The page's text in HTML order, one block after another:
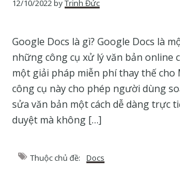
12/10/2022byTrịnh Đức
Google Docs là gì? Google Docs là
những công cụ xử lý văn bản online
một giải pháp miễn phí thay thế cho
công cụ này cho phép người dùng
sửa văn bản một cách dễ dàng trực
duyệt mà không […]
Thuộc chủ đề: Docs